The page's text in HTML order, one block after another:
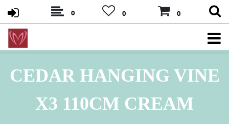
0 0 0
CEDAR HANGING VINE
X3 110CM CREAM